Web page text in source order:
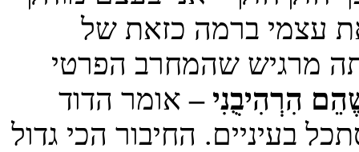
עצמי ברמה כזאת של
מרגיש שהמחרב הפרטי
הִרְהִיבֻנִי – אומר הדוד
בעיניים. החיבור הכי גדול